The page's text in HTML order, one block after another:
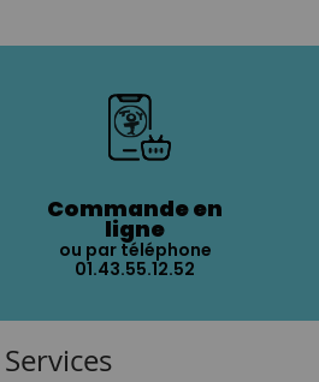
Commande en
ligne
ou par téléphone
01.43.55.12.52
Services